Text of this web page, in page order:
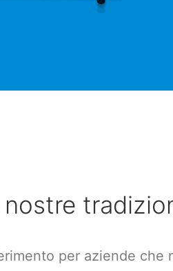
nostre
per aziende che